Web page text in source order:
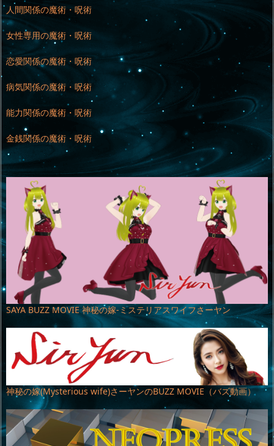
人間関係の魔術・呪術
女性専用の魔術・呪術
恋愛関係の魔術・呪術
病気関係の魔術・呪術
能力関係の魔術・呪術
金銭関係の魔術・呪術
SAYA BUZZ MOVIE 神秘の嫁-ミステリアスワイフさーヤン
神秘の嫁(Mysterious wife)さーヤンのBUZZ MOVIE（バズ動画）